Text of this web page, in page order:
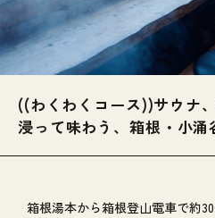
所要時間
#1時間 #2~3時間 #4~6時間
難易度
((わくわくコース))サウナ
浸って味わう、箱根・小涌
箱根湯本から箱根登山電車で約